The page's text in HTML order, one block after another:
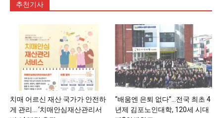
추천기사
치매 어르신 재산 국가가 안전하
게 관리… ‘치매안심재산관리서
“배움엔 은퇴 없다”…전국 최초 4
년제 김포노인대학, 120세 시대